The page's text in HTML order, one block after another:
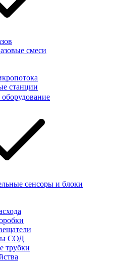
смеси
станции
сенсоры и блоки
СОД
трубки